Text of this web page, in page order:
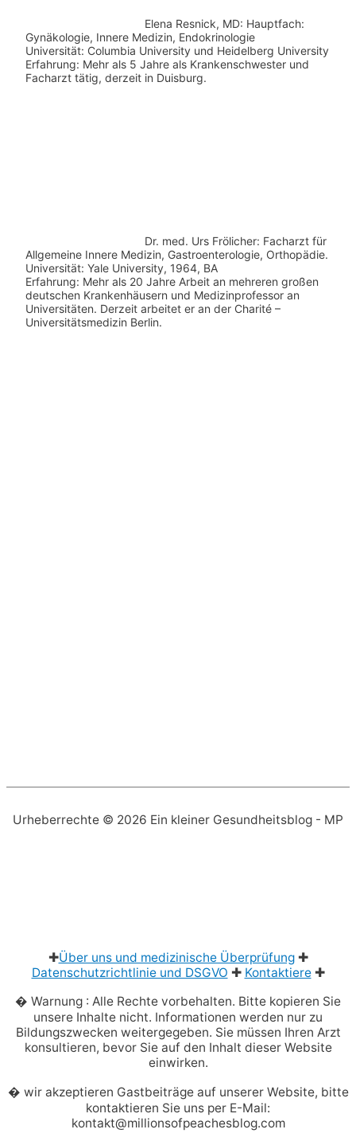
Elena Resnick, MD: Hauptfach:
Gynäkologie, Innere Medizin, Endokrinologie
Universität: Columbia University und Heidelberg University
Erfahrung: Mehr als 5 Jahre als Krankenschwester und
Facharzt tätig, derzeit in Duisburg.
Dr. med. Urs Frölicher: Facharzt für
Allgemeine Innere Medizin, Gastroenterologie, Orthopädie.
Universität: Yale University, 1964, BA
Erfahrung: Mehr als 20 Jahre Arbeit an mehreren großen
deutschen Krankenhäusern und Medizinprofessor an
Universitäten. Derzeit arbeitet er an der Charité –
Universitätsmedizin Berlin.
Urheberrechte © 2026 Ein kleiner Gesundheitsblog - MP
✚Über uns und medizinische Überprüfung✚
Datenschutzrichtlinie und DSGVO ✚ Kontaktiere✚
� Warnung : Alle Rechte vorbehalten. Bitte kopieren Sie
unsere Inhalte nicht. Informationen werden nur zu
Bildungszwecken weitergegeben. Sie müssen Ihren Arzt
konsultieren, bevor Sie auf den Inhalt dieser Website
einwirken.
� wir akzeptieren Gastbeiträge auf unserer Website, bitte
kontaktieren Sie uns per E-Mail:
kontakt@millionsofpeachesblog.com